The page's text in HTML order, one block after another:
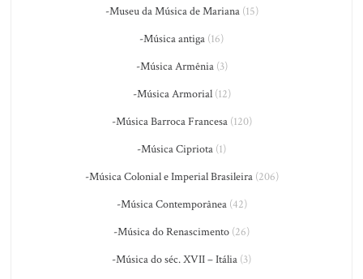
-Museu da Música de Mariana(15)
-Música antiga (16)
-Música Armênia(3)
-Música Armorial(12)
-Música Barroca Francesa(120)
-Música Cipriota (1)
-Música Colonial e Imperial Brasileira(206)
-Música Contemporânea(42)
-Música do Renascimento (26)
-Música do séc. XVII – Itália (3)